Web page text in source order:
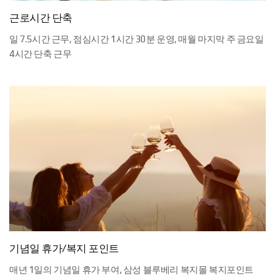
근로시간 단축
일 7.5시간 근무, 점심시간 1시간 30분 운영, 매월 마지막 주 금요일
4시간 단축 근무
기념일 휴가/복지 포인트
매년 1일의 기념일 휴가 부여, 삼성 블루베리 복지몰 복지포인트